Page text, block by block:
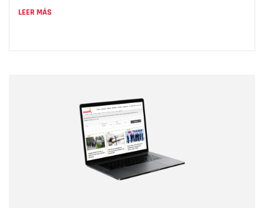
LEER MÁS
Correo electrónico
Tipo de comentario